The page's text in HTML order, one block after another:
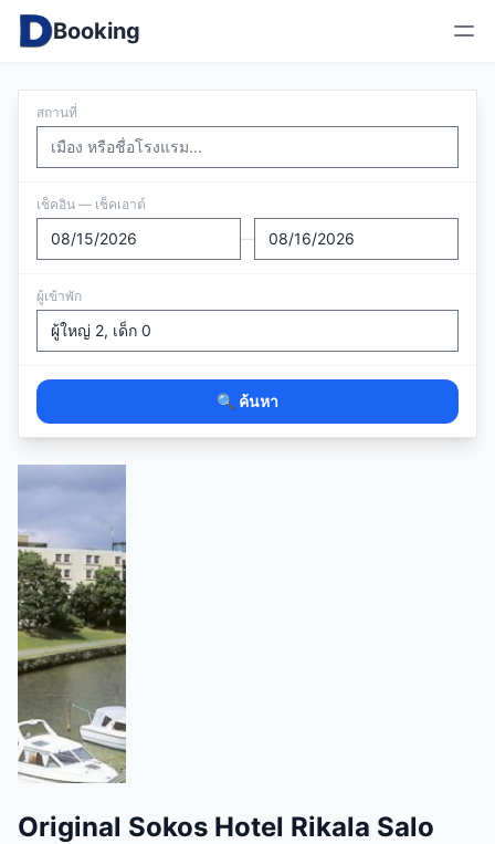
Booking
สถานที่
เช็คอิน — เช็คเอาต์
—
ผู้เข้าพัก
🔍 ค้นหา
Original Sokos Hotel Rikala Salo